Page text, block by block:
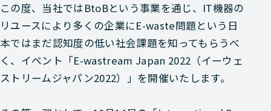
この度、当社ではBtoBという事業を通じ、IT機器の
リユースにより多くの企業にE-waste問題という日
本ではまだ認知度の低い社会課題を知ってもらうべ
く、イベント「E-wastream Japan 2022（イーウェ
ストリームジャパン2022）」を開催いたします。